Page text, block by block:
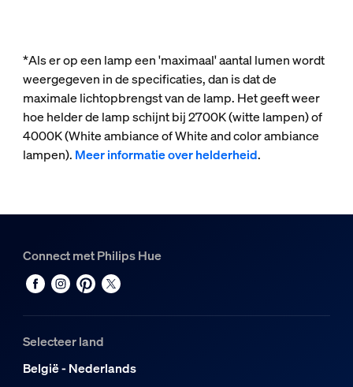
*Als er op een lamp een 'maximaal' aantal lumen wordt
weergegeven in de specificaties, dan is dat de
maximale lichtopbrengst van de lamp. Het geeft weer
hoe helder de lamp schijnt bij 2700K (witte lampen) of
4000K (White ambiance of White and color ambiance
lampen). Meer informatie over helderheid.
Connect met Philips Hue
Selecteer land
België - Nederlands